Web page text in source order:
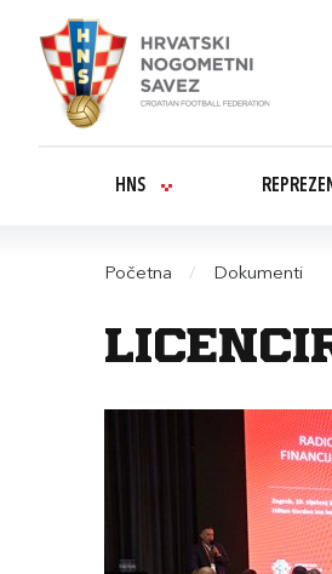
HNS
Početna / Dokumenti